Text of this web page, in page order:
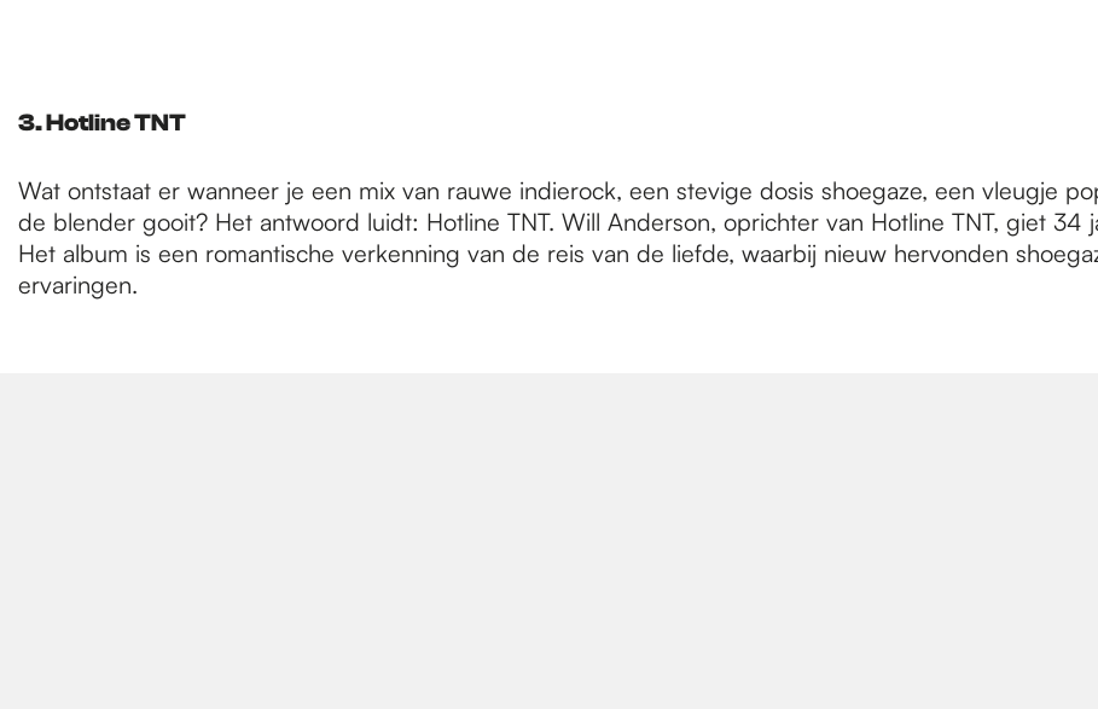
3. Hotline TNT
Wat ontstaat er wanneer je een mix van rauwe indierock, een stevige dosis shoegaze, een vleugje
de blender gooit? Het antwoord luidt: Hotline TNT. Will Anderson, oprichter van Hotline TNT, giet 34
Het album is een romantische verkenning van de reis van de liefde, waarbij nieuw hervonden
ervaringen.